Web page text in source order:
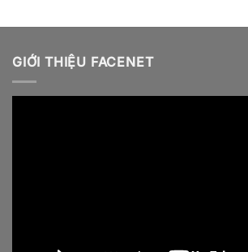
GIỚI THIỆU FACENET